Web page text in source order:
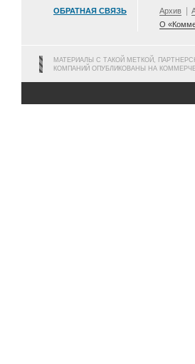
ОБРАТНАЯ СВЯЗЬ Архив
О
МАТЕРИАЛЫ С ТАКОЙ МЕТКОЙ,
КОМПАНИЙ ОПУБЛИКОВАНЫ НА